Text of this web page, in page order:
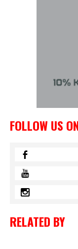
FOLLOW US
RELATED BY